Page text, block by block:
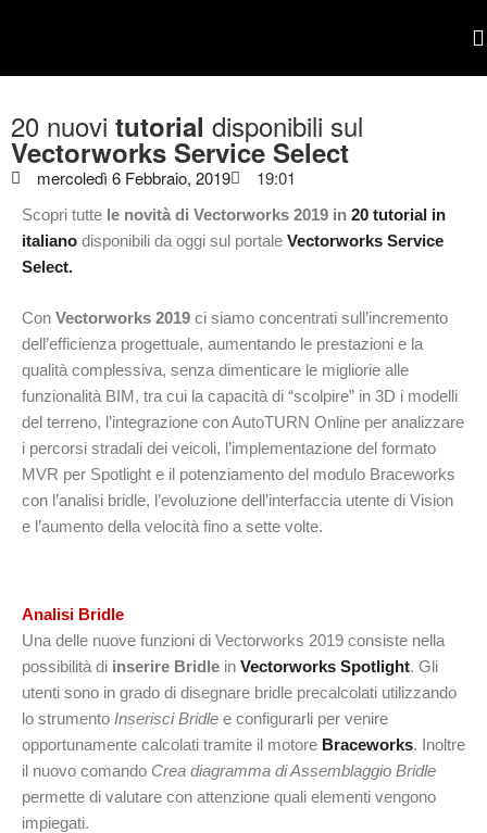
20 nuovi tutorial disponibili sul
Vectorworks Service Select
mercoledì 6 Febbraio, 2019 19:01
Scopri tutte le novità di Vectorworks 2019 in 20 tutorial in
italiano disponibili da oggi sul portale Vectorworks Service
Select.
Con Vectorworks 2019 ci siamo concentrati sull’incremento
dell’efficienza progettuale, aumentando le prestazioni e la
qualità complessiva, senza dimenticare le migliorie alle
funzionalità BIM, tra cui la capacità di “scolpire” in 3D i modelli
del terreno, l’integrazione con AutoTURN Online per analizzare
i percorsi stradali dei veicoli, l’implementazione del formato
MVR per Spotlight e il potenziamento del modulo Braceworks
con l’analisi bridle, l’evoluzione dell’interfaccia utente di Vision
e l’aumento della velocità fino a sette volte.
Analisi Bridle
Una delle nuove funzioni di Vectorworks 2019 consiste nella
possibilità di inserire Bridle in Vectorworks Spotlight. Gli
utenti sono in grado di disegnare bridle precalcolati utilizzando
lo strumento Inserisci Bridle e configurarli per venire
opportunamente calcolati tramite il motore Braceworks. Inoltre
il nuovo comando Crea diagramma di Assemblaggio Bridle
permette di valutare con attenzione quali elementi vengono
impiegati.